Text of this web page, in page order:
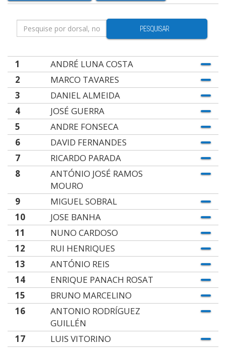
PESQUISAR
1
ANDRÉ LUNA COSTA
2
MARCO TAVARES
3
DANIEL ALMEIDA
4
JOSÉ GUERRA
5
ANDRE FONSECA
6
DAVID FERNANDES
7
RICARDO PARADA
8
ANTÓNIO JOSÉ RAMOS
MOURO
9
MIGUEL SOBRAL
10
JOSE BANHA
11
NUNO CARDOSO
12
RUI HENRIQUES
13
ANTÓNIO REIS
14
ENRIQUE PANACH ROSAT
15
BRUNO MARCELINO
16
ANTONIO RODRÍGUEZ
GUILLÉN
17
LUIS VITORINO